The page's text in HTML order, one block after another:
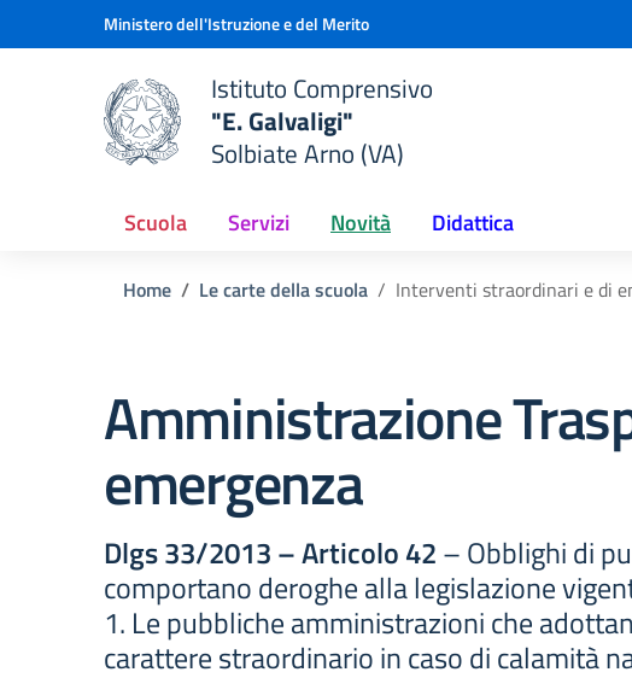
Vai ai contenuti
Vai al menu di navigazioneMinistero dell'Istruzione e del Merito
scuola
Istituto Comprensivo
"E. Galvaligi"
Solbiate Arno (VA)
Scuola Servizi Novità Didattica
Home Le carte della scuola Interventi straordinari e di
Amministrazione
emergenza
Dlgs 33/2013 – Articolo 42– Obblighi di
comportano deroghe alla legislazione
1. Le pubbliche amministrazioni che
carattere straordinario in caso di calamità